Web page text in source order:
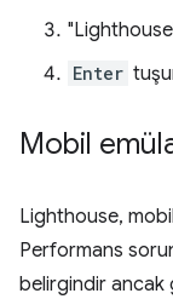
Enter
Mobil
Lighthouse,
Performans
belirgindir ancak